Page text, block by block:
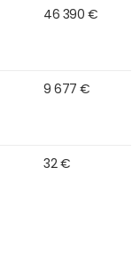
46 390 €
9 677 €
32 €